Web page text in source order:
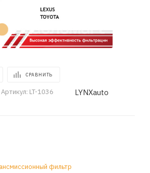
СРАВНИТЬ
Артикул: LT-1036 LYNXauto
фильтр